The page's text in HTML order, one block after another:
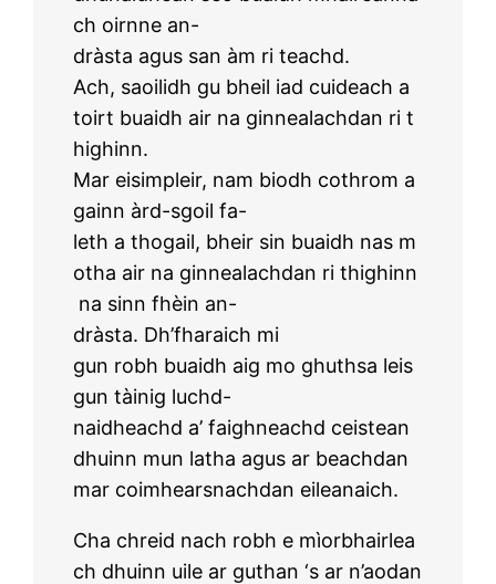
ch oirnne an-
dràsta agus san àm ri teachd.
Ach, saoilidh gu bheil iad cuideach a
toirt buaidh air na ginnealachdan ri t
highinn.
Mar eisimpleir, nam biodh cothrom a
gainn àrd-sgoil fa-
leth a thogail, bheir sin buaidh nas m
otha air na ginnealachdan ri thighinn
na sinn fhèin an-
dràsta. Dh’fharaich mi
gun robh buaidh aig mo ghuthsa leis
gun tàinig luchd-
naidheachd a’ faighneachd ceistean
dhuinn mun latha agus ar beachdan
mar coimhearsnachdan eileanaich.
Cha chreid nach robh e mìorbhairlea
ch dhuinn uile ar guthan ‘s ar n’aodan